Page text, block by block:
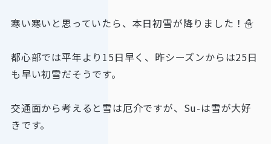
寒い寒いと思っていたら、本日初雪が降りました！☃
都心部では平年より15日早く、昨シーズンからは25日
も早い初雪だそうです。
交通面から考えると雪は厄介ですが、Su-は雪が大好
きです。